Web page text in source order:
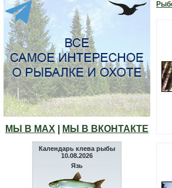
МЫ В МАХ МЫ В ВКОНТАКТЕ
Календарь клева рыбы
10.08.2026
Язь